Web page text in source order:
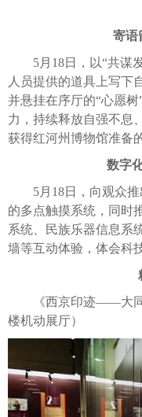
寄语
5月18日，以“共谋发
人员提供的道具上写下
并悬挂在序厅的“心愿
力，持续释放自强不息
获得红河州博物馆准备
数字
5月18日，向观众推
的多点触摸系统，同时
系统、民族乐器信息系
墙等互动体验，体会科
《西京印迹——大同
楼机动展厅）